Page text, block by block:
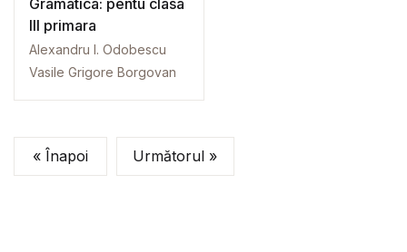
Gramatica: pentu clasa
III primara
Alexandru I. Odobescu
Vasile Grigore Borgovan
« Înapoi Următorul »